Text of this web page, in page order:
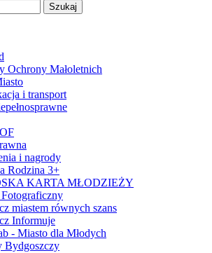
Szukaj
Ochrony Małoletnich
i transport
i nagrody
Rodzina 3+
KARTA MŁODZIEŻY
miastem równych szans
Informuje
- Miasto dla Młodych
Bydgoszczy